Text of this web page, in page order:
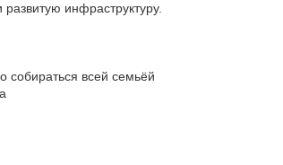
инфраструктуру.
собираться всей семьёй